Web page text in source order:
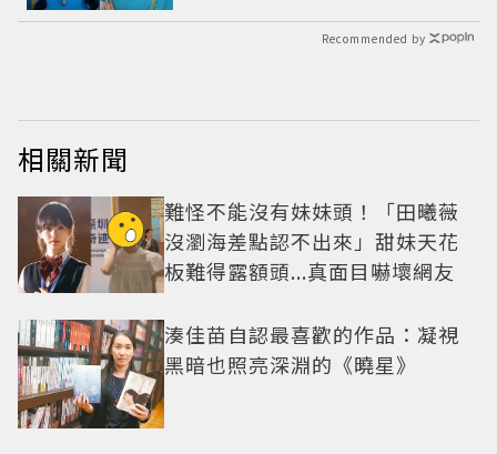
Recommended by
相關新聞
難怪不能沒有妹妹頭！「田曦薇
沒瀏海差點認不出來」甜妹天花
板難得露額頭...真面目嚇壞網友
湊佳苗自認最喜歡的作品：凝視
黑暗也照亮深淵的《曉星》